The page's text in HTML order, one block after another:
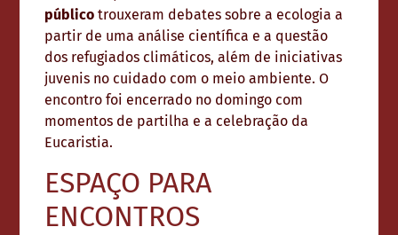
público trouxeram debates sobre a ecologia a
partir de uma análise científica e a questão
dos refugiados climáticos, além de iniciativas
juvenis no cuidado com o meio ambiente. O
encontro foi encerrado no domingo com
momentos de partilha e a celebração da
Eucaristia.
ESPAÇO PARA
ENCONTROS